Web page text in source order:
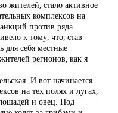
жителей, стало активное
комплексов на
против ряда
к тому, что, став
для себя местные
регионов, как я
И вот начинается
на тех полях и лугах,
и овец. Под